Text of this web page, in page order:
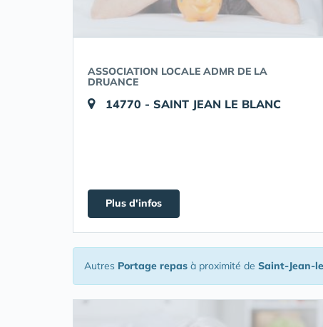
ASSOCIATION LOCALE ADMR DE LA
DRUANCE
14770 - SAINT JEAN LE BLANC
Plus d'infos
Autres Portage repas à proximité de Saint-Jean-